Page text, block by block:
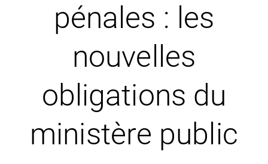
pénales : les
nouvelles
obligations du
ministère public